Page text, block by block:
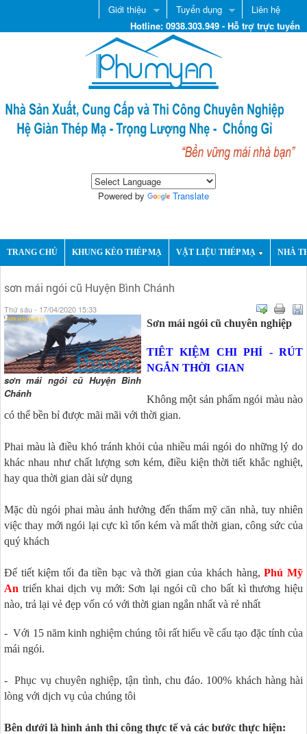
Giới thiệu Tuyển dụng
Liên hệ
Hotline: 0938.303.949 - Hỗ trợ trực tuyến
Powered by Translate
TRANG CHỦ KHUNG KÈO THÉP MẠ VẬT LIỆU THÉP MẠ NHÀ
sơn mái ngói cũ Huyện Bình Chánh
Thứ sáu - 17/04/2020 15:33
sơn mái ngói cũ Huyện Bình
Chánh
Sơn mái ngói cũ chuyên nghiệp
TIÊT KIỆM CHI PHÍ - RÚT
NGẮN THỜI GIAN
Không một sản phẩm ngói màu nào
có thể bền bỉ được mãi mãi với thời gian.
Phai màu là điều khó tránh khỏi của nhiều mái ngói do những lý do
khác nhau như chất lượng sơn kém, điều kiện thời tiết khắc nghiệt,
hay qua thời gian dài sử dụng
Mặc dù ngói phai màu ảnh hưởng đến thẩm mỹ căn nhà, tuy nhiên
việc thay mới ngói lại cực kì tốn kém và mất thời gian, công sức của
quý khách
Để tiết kiệm tối đa tiền bạc và thời gian của khách hàng,Phú Mỹ
An triển khai dịch vụ mới: Sơn lại ngói cũ cho bất kì thương hiệu
nào, trả lại vẻ đẹp vốn có với thời gian ngắn nhất và rẻ nhất
- Với 15 năm kinh nghiệm chúng tôi rất hiểu về cấu tạo đặc tính của
mái ngói.
- Phục vụ chuyên nghiệp, tận tình, chu đáo. 100% khách hàng hài
lòng với dịch vụ của chúng tôi
Bên dưới là hình ảnh thi công thực tế và các bước thực hiện: